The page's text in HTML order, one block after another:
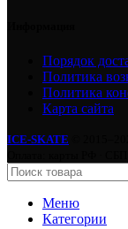
Порядок
Политика
Политика
Карта сайта
ICE-SKATE
Меню
Категории